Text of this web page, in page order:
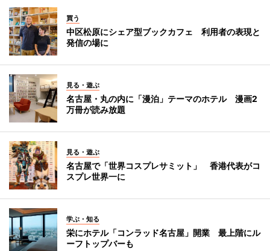
買う
中区松原にシェア型ブックカフェ 利用者の表現と
発信の場に
見る・遊ぶ
名古屋・丸の内に「漫泊」テーマのホテル 漫画2
万冊が読み放題
見る・遊ぶ
名古屋で「世界コスプレサミット」 香港代表がコ
スプレ世界一に
学ぶ・知る
栄にホテル「コンラッド名古屋」開業 最上階にル
ーフトップバーも